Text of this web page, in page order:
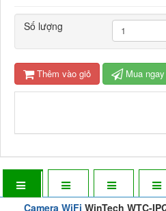
Số lượng
Thêm vào giỏ Mua ngay
Camera WiFi WinTech WTC-